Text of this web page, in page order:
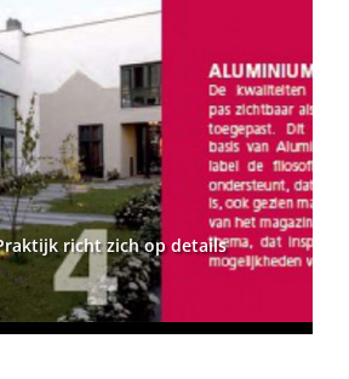
richt zich op details